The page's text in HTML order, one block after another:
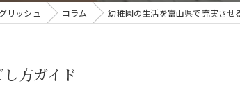
リッシュ コラム 幼稚園の生活を富山県で充実させ
方ガイド